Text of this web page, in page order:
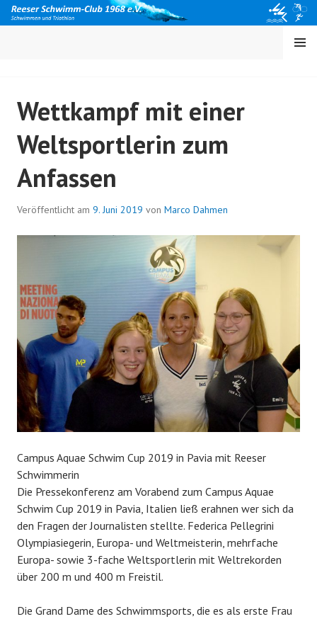
Springe
zum
MENÜ
Wettkampf mit einer
Weltsportlerin zum
Anfassen
Veröffentlicht am 9. Juni 2019 von Marco Dahmen
Campus Aquae Schwim Cup 2019 in Pavia mit Reeser
Schwimmerin
Die Pressekonferenz am Vorabend zum Campus Aquae
Schwim Cup 2019 in Pavia, Italien ließ erahnen wer sich da
den Fragen der Journalisten stellte. Federica Pellegrini
Olympiasiegerin, Europa- und Weltmeisterin, mehrfache
Europa- sowie 3-fache Weltsportlerin mit Weltrekorden
über 200 m und 400 m Freistil.
Die Grand Dame des Schwimmsports, die es als erste Frau